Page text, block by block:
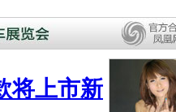
将上市新